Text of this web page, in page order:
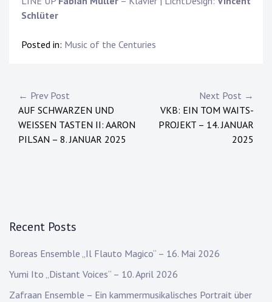
Schlüter
Posted in: Music of the Centuries
Post
navigation
← Prev Post
AUF SCHWARZEN UND
WEISSEN TASTEN II: AARON P
ILSAN – 8. JANUAR 2025
Next Post →
VKB: EIN TOM WAITS-
PROJEKT – 14. JANUAR
2025
Recent Posts
Boreas Ensemble „Il Flauto Magico“ – 16. Mai 2026
Yumi Ito „Distant Voices“ – 10. April 2026
Zafraan Ensemble – Ein kammermusikalisches Portrait über